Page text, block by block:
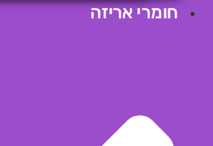
חומרי אריזה